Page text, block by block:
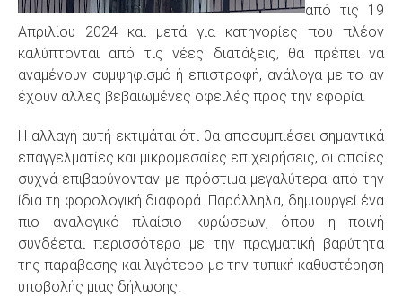
από τις 19
Απριλίου 2024 και μετά για κατηγορίες που πλέον
καλύπτονται από τις νέες διατάξεις, θα πρέπει να
αναμένουν συμψηφισμό ή επιστροφή, ανάλογα με το αν
έχουν άλλες βεβαιωμένες οφειλές προς την εφορία.
Η αλλαγή αυτή εκτιμάται ότι θα αποσυμπιέσει σημαντικά
επαγγελματίες και μικρομεσαίες επιχειρήσεις, οι οποίες
συχνά επιβαρύνονταν με πρόστιμα μεγαλύτερα από την
ίδια τη φορολογική διαφορά. Παράλληλα, δημιουργεί ένα
πιο αναλογικό πλαίσιο κυρώσεων, όπου η ποινή
συνδέεται περισσότερο με την πραγματική βαρύτητα
της παράβασης και λιγότερο με την τυπική καθυστέρηση
υποβολής μιας δήλωσης.